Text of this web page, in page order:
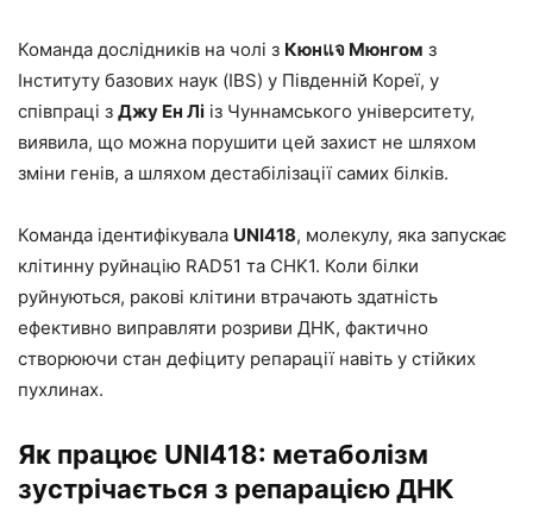
Команда дослідників на чолі з Кюнแจ Мюнгом з
Інституту базових наук (IBS) у Південній Кореї, у
співпраці з Джу Ен Лі із Чуннамського університету,
виявила, що можна порушити цей захист не шляхом
зміни генів, а шляхом дестабілізації самих білків.
Команда ідентифікувала UNI418, молекулу, яка запускає
клітинну руйнацію RAD51 та CHK1. Коли білки
руйнуються, ракові клітини втрачають здатність
ефективно виправляти розриви ДНК, фактично
створюючи стан дефіциту репарації навіть у стійких
пухлинах.
Як працює UNI418: метаболізм
зустрічається з репарацією ДНК